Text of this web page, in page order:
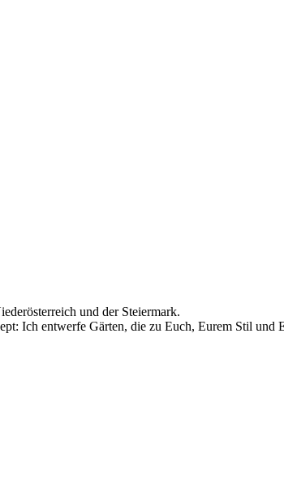
und der Steiermark.
Ich entwerfe Gärten, die zu Euch, Eurem Stil und